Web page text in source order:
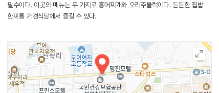
필수이다. 이곳의 메뉴는 두 가지로 홍어찌개와 오리주물럭이다. 든든한 집밥
한끼를 가경식당에서 즐길 수 있다.